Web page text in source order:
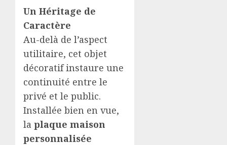
Un Héritage de
Caractère
Au-delà de l’aspect
utilitaire, cet objet
décoratif instaure une
continuité entre le
privé et le public.
Installée bien en vue,
la plaque maison
personnalisée